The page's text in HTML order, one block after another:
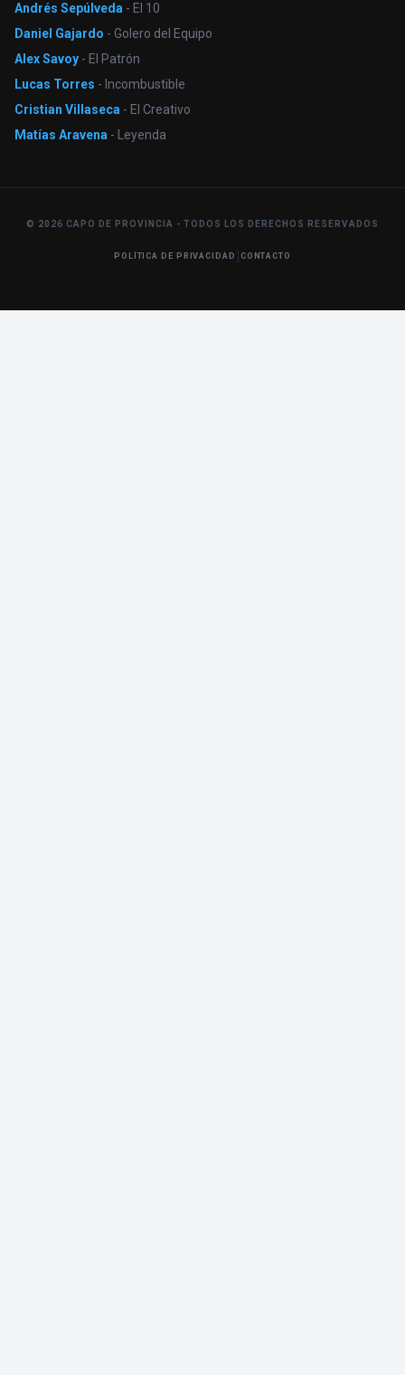
Andrés Sepúlveda - El 10
Daniel Gajardo - Golero del Equipo
Alex Savoy - El Patrón
Lucas Torres - Incombustible
Cristian Villaseca - El Creativo
Matías Aravena - Leyenda
© 2026 CAPO DE PROVINCIA - TODOS LOS DERECHOS RESERVADOS
POLÍTICA DE PRIVACIDAD CONTACTO